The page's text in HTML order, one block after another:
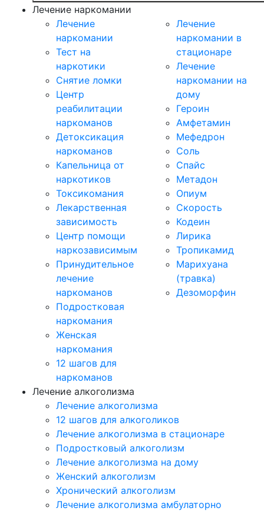
Лечение наркомании
Лечение
наркомании
Тест на
наркотики
Снятие ломки
Центр
реабилитации
наркоманов
Детоксикация
наркоманов
Капельница от
наркотиков
Токсикомания
Лекарственная
зависимость
Центр помощи
наркозависимым
Принудительное
лечение
наркоманов
Подростковая
наркомания
Женская
наркомания
12 шагов для
наркоманов
Лечение
наркомании в
стационаре
Лечение
наркомании на
дому
Героин
Амфетамин
Мефедрон
Соль
Спайс
Метадон
Опиум
Скорость
Кодеин
Лирика
Тропикамид
Марихуана
(травка)
Дезоморфин
Лечение алкоголизма
Лечение алкоголизма
12 шагов для алкоголиков
Лечение алкоголизма в стационаре
Подростковый алкоголизм
Лечение алкоголизма на дому
Женский алкоголизм
Хронический алкоголизм
Лечение алкоголизма амбулаторно